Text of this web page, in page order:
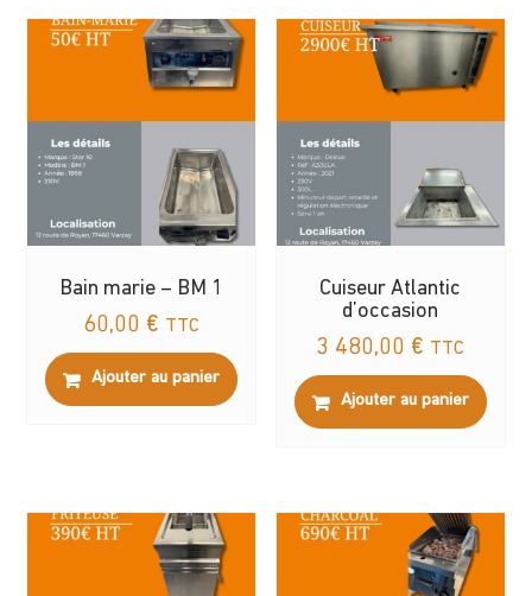
Bain marie – BM 1
60,00 € TTC
Ajouter au panier
Cuiseur Atlantic
d’occasion
3 480,00 € TTC
Ajouter au panier